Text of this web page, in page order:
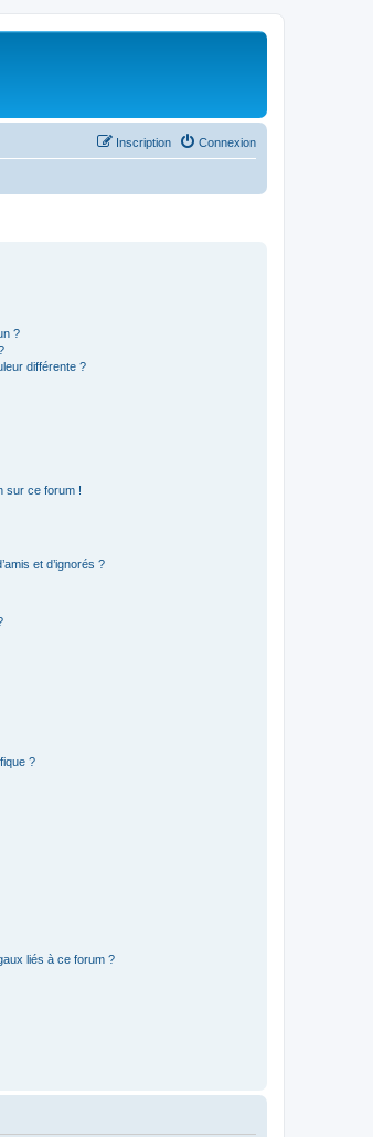
Connexion
Inscription
?
différente ?
sur ce forum !
et d’ignorés ?
?
liés à ce forum ?